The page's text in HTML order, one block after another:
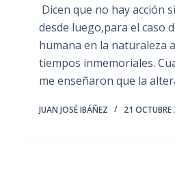
Dicen que no hay acción
desde luego,para el caso
humana en la naturaleza
tiempos inmemoriales.
me enseñaron que la
JUAN JOSÉ IBÁÑEZ 21 OCTUBRE